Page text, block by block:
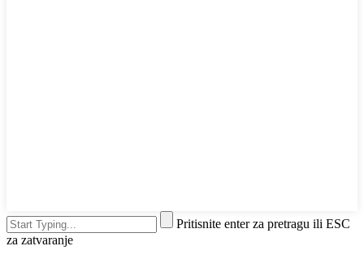
Pritisnite enter za pretragu ili ESC
za zatvaranje